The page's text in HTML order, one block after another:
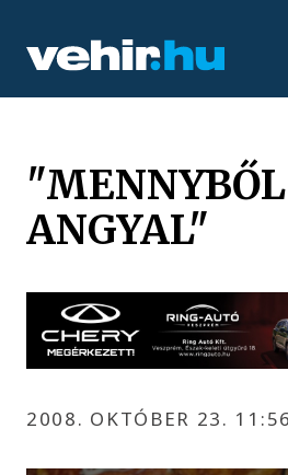
ANGYAL"
2008. OKTÓBER 23. 11:56